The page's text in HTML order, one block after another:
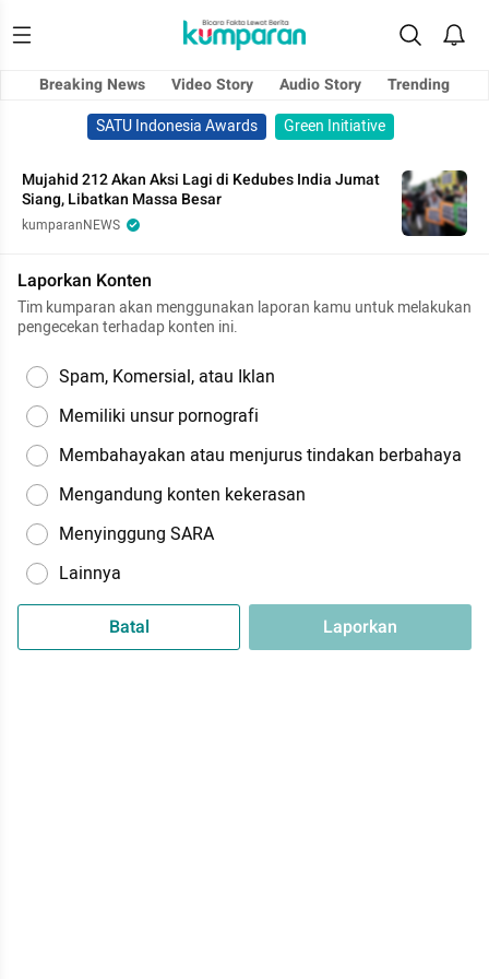
Breaking News Video Story Audio Story
Trending
SATU Indonesia Awards
Green Initiative
Mujahid 212 Akan Aksi Lagi di Kedubes India Jumat
Siang, Libatkan Massa Besar
kumparanNEWS
Laporkan Konten
Tim kumparan akan menggunakan laporan kamu untuk melakukan
pengecekan terhadap konten ini.
Spam, Komersial, atau Iklan
Memiliki unsur pornografi
Membahayakan atau menjurus tindakan berbahaya
Mengandung konten kekerasan
Menyinggung SARA
Lainnya
Batal Laporkan